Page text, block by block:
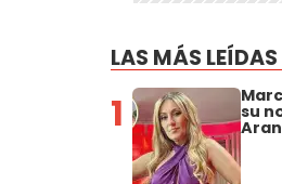
LAS MÁS LEÍDAS
1 su